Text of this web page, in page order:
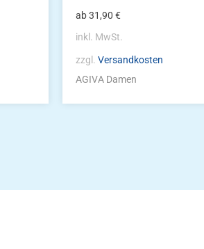
ab31,90€
inkl. MwSt.
zzgl.Versandkosten
AGIVA Damen